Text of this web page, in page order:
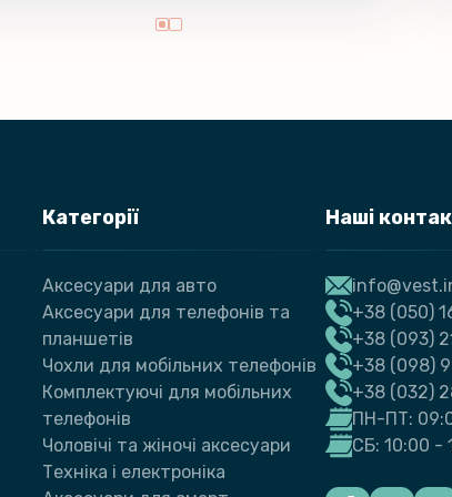
Категорії
Аксесуари для авто
Аксесуари для телефонів та
планшетів
Чохли для мобільних телефонів
Комплектуючі для мобільних
телефонів
Чоловічі та жіночі аксесуари
Техніка і електроніка
Наші
+38 (050)
+38 (093)
+38 (098)
+38 (032)
ПН-ПТ:
СБ: 10:00 -